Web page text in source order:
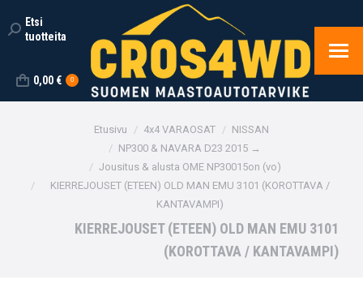
Search:
Etsi
tuotteita
0,00 € 0
You are here:Etusivu 4x4 VARAOSAT
NISSAN
NP300 & NAVARA D23 2015 →
Jousitus & alusta OME NP30015on (vo)
KIERREJOUSET (ETEEN) OLD MAN EMU 3101 (KOROTTAVA /
KANTAVAMPI)
KIERREJOUSET (ETEEN) OLD MAN EMU 3101
(KOROTTAVA / KANTAVAMPI)